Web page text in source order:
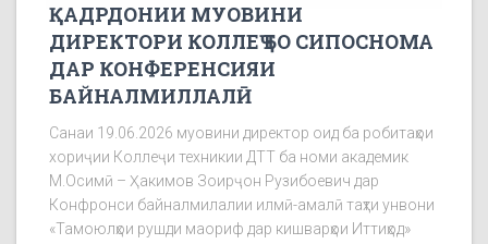
ҚАДРДОНИИ МУОВИНИ
ДИРЕКТОРИ КОЛЛЕҶ БО СИПОСНОМА
ДАР КОНФЕРЕНСИЯИ
БАЙНАЛМИЛЛАЛӢ
Санаи 19.06.2026 муовини директор оид ба робитаҳои
хориҷии Коллеҷи техникии ДТТ ба номи академик
М.Осимӣ – Ҳакимов Зоирҷон Рузибоевич дар
Конфронси байналмилалии илмӣ-амалӣ таҳти унвони
«Тамоюлҳои рушди маориф дар кишварҳои Иттиҳод»